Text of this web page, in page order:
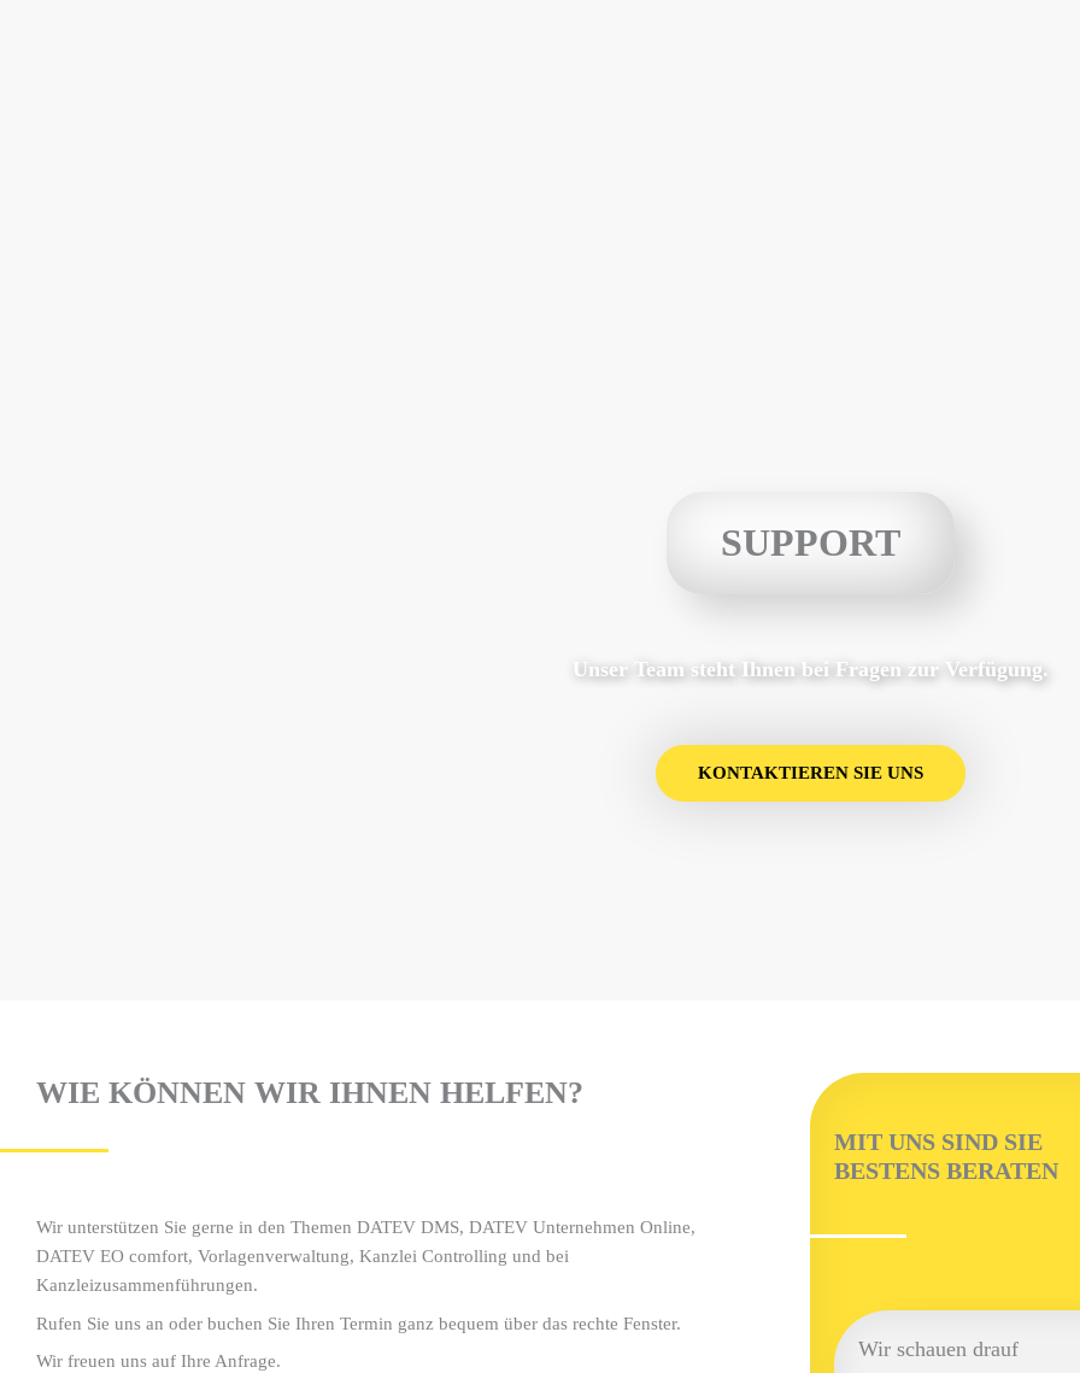
SUPPORT​
Unser Team steht Ihnen bei Fragen zur Verfügung.
KONTAKTIEREN SIE UNS
WIE KÖNNEN WIR IHNEN HELFEN?
Wir unterstützen Sie gerne in den Themen DATEV DMS, DATEV Unternehmen Online,
DATEV EO comfort, Vorlagenverwaltung, Kanzlei Controlling und bei
Kanzleizusammenführungen.
Rufen Sie uns an oder buchen Sie Ihren Termin ganz bequem über das rechte Fenster.
Wir freuen uns auf Ihre Anfrage.
MIT UNS SIND SIE
BESTENS BERATEN
Wir schauen drauf